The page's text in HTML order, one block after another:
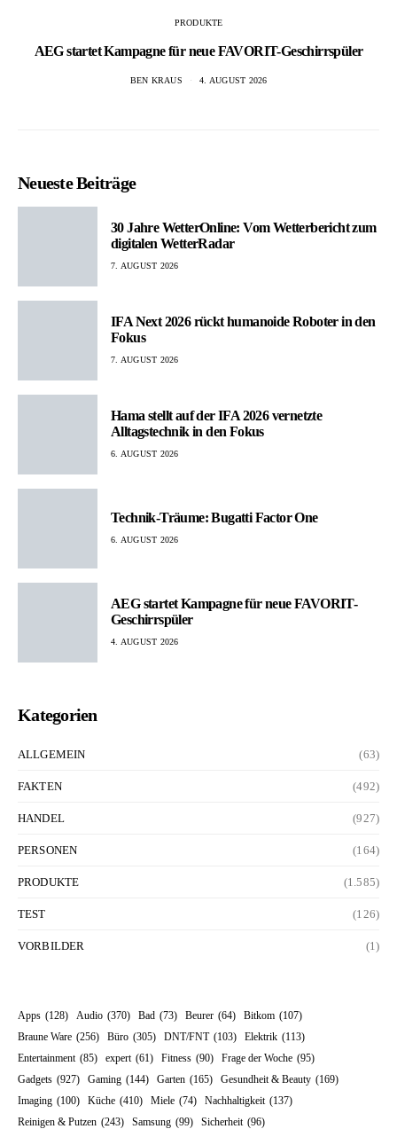
PRODUKTE
AEG startet Kampagne für neue FAVORIT-Geschirrspüler
BEN KRAUS 4. AUGUST 2026
Neueste Beiträge
30 Jahre WetterOnline: Vom Wetterbericht zum
digitalen WetterRadar
7. AUGUST 2026
IFA Next 2026 rückt humanoide Roboter in den
Fokus
7. AUGUST 2026
Hama stellt auf der IFA 2026 vernetzte
Alltagstechnik in den Fokus
6. AUGUST 2026
Technik-Träume: Bugatti Factor One
6. AUGUST 2026
AEG startet Kampagne für neue FAVORIT-
Geschirrspüler
4. AUGUST 2026
Kategorien
ALLGEMEIN (63)
FAKTEN (492)
HANDEL (927)
PERSONEN (164)
PRODUKTE (1.585)
TEST (126)
VORBILDER (1)
Apps (128) Audio (370) Bad (73) Beurer (64) Bitkom (107)
Braune Ware (256) Büro (305) DNT/FNT (103) Elektrik (113)
Entertainment (85) expert (61) Fitness (90) Frage der Woche (95)
Gadgets (927) Gaming (144) Garten (165) Gesundheit & Beauty (169)
Imaging (100) Küche (410) Miele (74) Nachhaltigkeit (137)
Reinigen & Putzen (243) Samsung (99) Sicherheit (96)